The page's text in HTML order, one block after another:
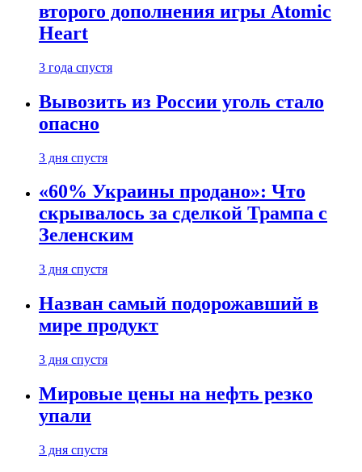
второго дополнения игры Atomic
Heart
3 года спустя
Вывозить из России уголь стало
опасно
3 дня спустя
«60% Украины продано»: Что
скрывалось за сделкой Трампа с
Зеленским
3 дня спустя
Назван самый подорожавший в
мире продукт
3 дня спустя
Мировые цены на нефть резко
упали
3 дня спустя